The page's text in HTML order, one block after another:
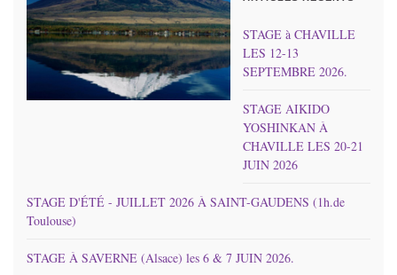
STAGE à CHAVILLE
LES 12-13
SEPTEMBRE 2026.
STAGE AIKIDO
YOSHINKAN À
CHAVILLE LES 20-21
JUIN 2026
STAGE D'ÉTÉ - JUILLET 2026 À SAINT-GAUDENS (1h.de
Toulouse)
STAGE À SAVERNE (Alsace) les 6 & 7 JUIN 2026.